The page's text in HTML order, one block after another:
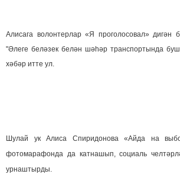
Алисага волонтерлар «Я проголосовал» дигән
"Әлеге беләзек белән шәһәр транспортында
хәбәр итте ул.
Шулай ук Алиса Спиридонова «Айда на
фотомарафонда да катнашып, социаль
урнаштырды.